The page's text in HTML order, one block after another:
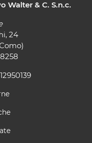
Walter & C. S.n.c.
24